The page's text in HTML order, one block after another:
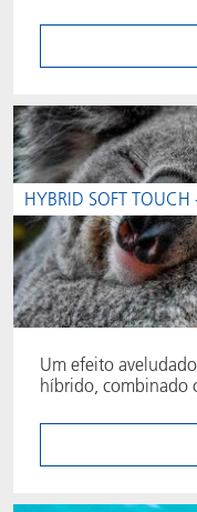
HYBRID SOFT TOUCH
Um efeito
híbrido, combinado